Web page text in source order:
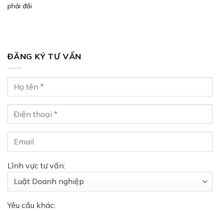
phải đối
ĐĂNG KÝ TƯ VẤN
Lĩnh vực tư vấn:
Yêu cầu khác: